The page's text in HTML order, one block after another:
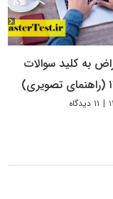
به کلید سوالات
| ۱۱ دیدگاه